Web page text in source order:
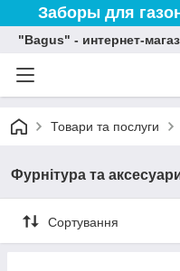
Заборы для
"Bagus" - интернет-
Товари та послуги
Фурнітура та
Сортування